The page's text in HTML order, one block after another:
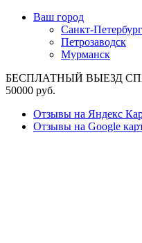
Ваш город
Санкт-Петербург
Петрозаводск
Мурманск
БЕСПЛАТНЫЙ ВЫЕЗД
50000 руб.
Отзывы на Яндекс
Отзывы на Google